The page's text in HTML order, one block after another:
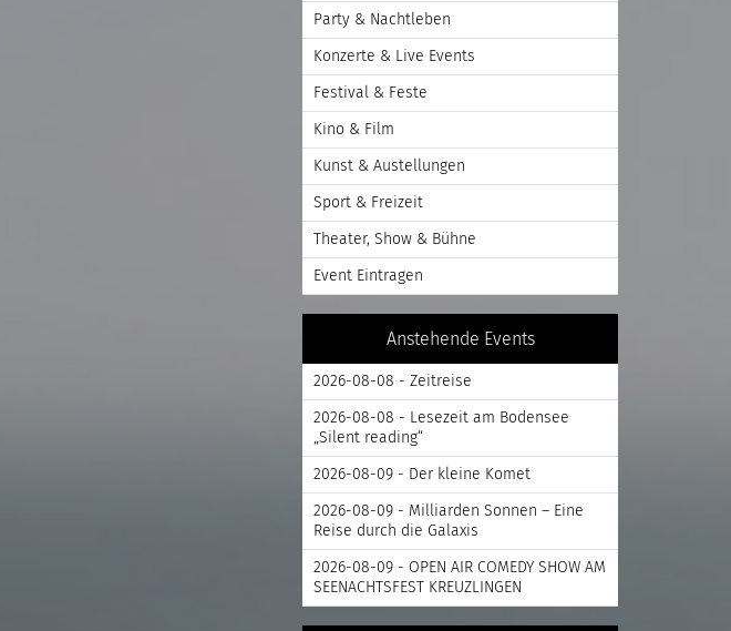
Party & Nachtleben
Konzerte & Live Events
Festival & Feste
Kino & Film
Kunst & Austellungen
Sport & Freizeit
Theater, Show & Bühne
Event Eintragen
Anstehende Events
2026-08-08 - Zeitreise
2026-08-08 - Lesezeit am Bodensee
„Silent reading“
2026-08-09 - Der kleine Komet
2026-08-09 - Milliarden Sonnen – Eine
Reise durch die Galaxis
2026-08-09 - OPEN AIR COMEDY SHOW AM
SEENACHTSFEST KREUZLINGEN